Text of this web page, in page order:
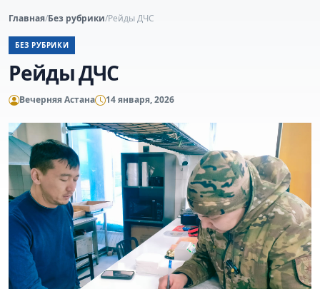
Главная/Без рубрики/Рейды ДЧС
БЕЗ РУБРИКИ
Рейды ДЧС
Вечерняя Астана 14 января, 2026